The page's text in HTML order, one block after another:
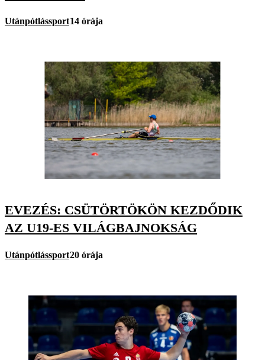
Utánpótlássport14 órája
EVEZÉS: CSÜTÖRTÖKÖN KEZDŐDIK
AZ U19-ES VILÁGBAJNOKSÁG
Utánpótlássport20 órája